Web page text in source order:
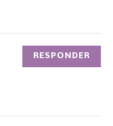
RESPONDER